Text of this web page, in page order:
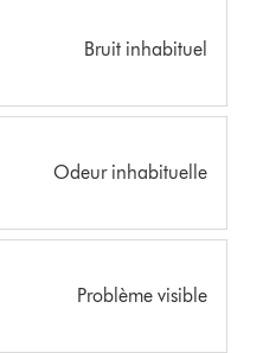
Bruit inhabituel
Odeur inhabituelle
Problème visible